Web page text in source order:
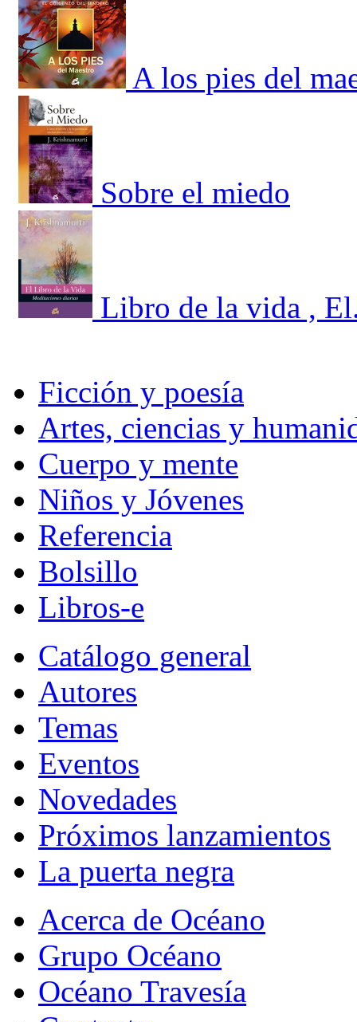
A los pies del
Sobre el miedo
Libro de la vida ,
Ficción y poesía
Artes, ciencias y
Cuerpo y mente
Niños y Jóvenes
Referencia
Bolsillo
Libros-e
Catálogo general
Autores
Temas
Eventos
Novedades
Próximos lanzamientos
La puerta negra
Acerca de Océano
Grupo Océano
Océano Travesía